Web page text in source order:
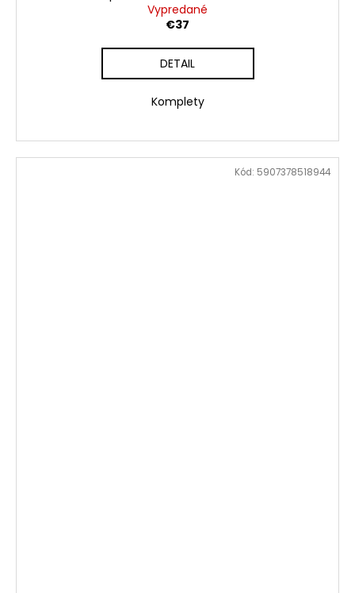
Vypredané
€37
DETAIL
Komplety
Kód: 5907378518944